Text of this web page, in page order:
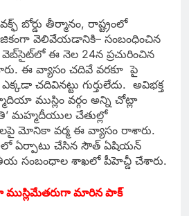
బోర్డు తీర్మానం, రాష్ట్రంలో
వెలివేయడానికి– సంబంధించిన
ఈ నెల 24న ప్రచురించిన
ఈ వ్యాసం చదివే వరకూ పై
చదివినట్టు గుర్తులేదు. అవిభక్త
ముస్లిం వర్గం అన్ని చోట్లా
మహ్మదీయుల చేతుల్లో
మోనికా వర్మ ఈ వ్యాసం రాశారు.
ఏర్పాటు చేసిన సౌత్‌ ఏషియన్‌
సంబంధాల శాఖలో పీహెచ్డీ చేశారు.
ముస్లిమేతరుగా మారిన పాక్‌